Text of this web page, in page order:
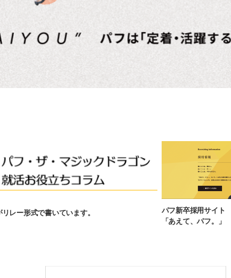
レー形式で書いています。
パフ新卒採用サイト
「あえて、パフ。」